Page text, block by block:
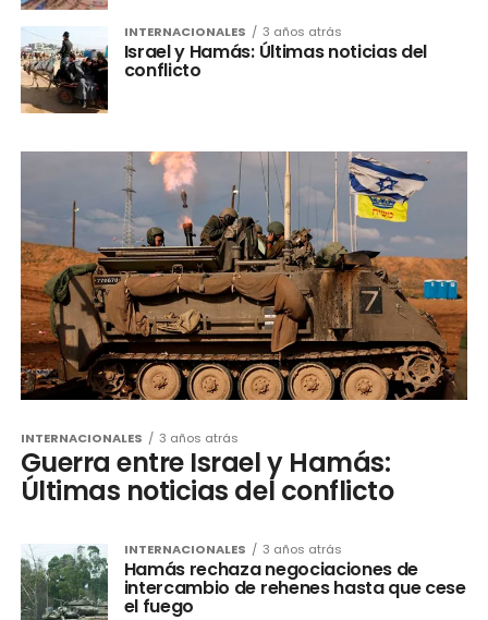
INTERNACIONALES 3 años atrás
Israel y Hamás: Últimas noticias del
conflicto
INTERNACIONALES 3 años atrás
Guerra entre Israel y Hamás:
Últimas noticias del conflicto
INTERNACIONALES 3 años atrás
Hamás rechaza negociaciones de
intercambio de rehenes hasta que cese
el fuego